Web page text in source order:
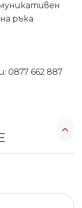
ръка
0877 662 887